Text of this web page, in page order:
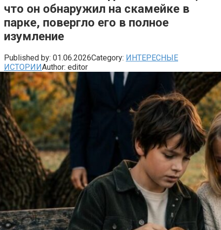
что он обнаружил на скамейке в
парке, повергло его в полное
изумление
Published by: 01.06.2026Category: ИНТЕРЕСНЫЕ
ИСТОРИИAuthor: editor